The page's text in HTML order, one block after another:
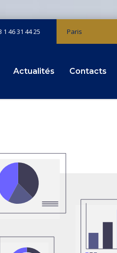
Paris
1 46 31 44 25
Actualités Contacts